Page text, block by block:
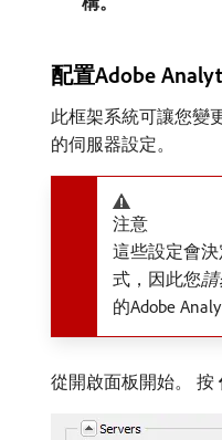
配置Adobe
此框架系統可讓您變
的伺服器設定。
注意
這些設定會
式，因此您​
的Adobe
從開啟面板開始。 按​